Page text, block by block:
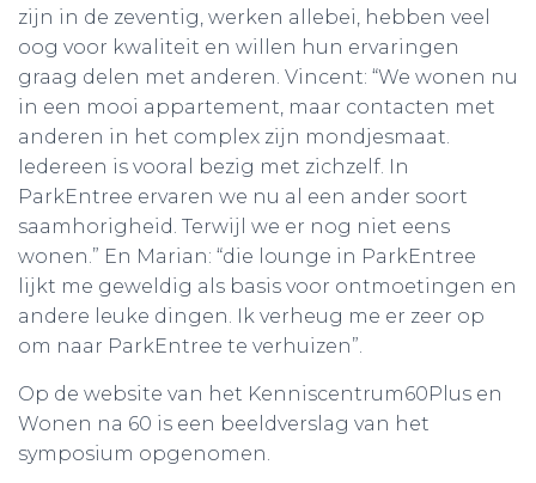
zijn in de zeventig, werken allebei, hebben veel
oog voor kwaliteit en willen hun ervaringen
graag delen met anderen. Vincent: “We wonen nu
in een mooi appartement, maar contacten met
anderen in het complex zijn mondjesmaat.
Iedereen is vooral bezig met zichzelf. In
ParkEntree ervaren we nu al een ander soort
saamhorigheid. Terwijl we er nog niet eens
wonen.” En Marian: “die lounge in ParkEntree
lijkt me geweldig als basis voor ontmoetingen en
andere leuke dingen. Ik verheug me er zeer op
om naar ParkEntree te verhuizen”.
Op de website van het Kenniscentrum60Plus en
Wonen na 60 is een beeldverslag van het
symposium opgenomen.